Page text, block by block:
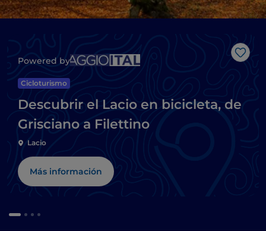
Me
Powered by
Cicloturismo
Descubrir el Lacio en bicicleta, de
Grisciano a Filettino
Lacio
Más información